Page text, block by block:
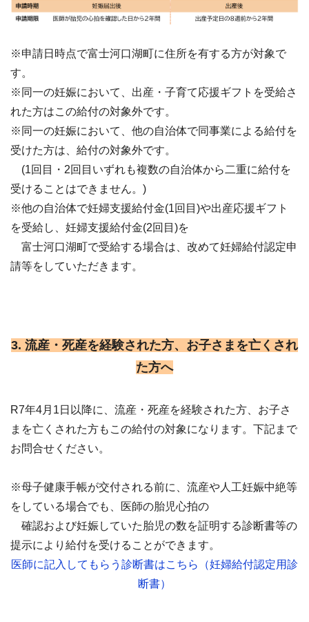
※申請日時点で富士河口湖町に住所を有する方が対象で
す。
※同一の妊娠において、出産・子育て応援ギフトを受給さ
れた方はこの給付の対象外です。
※同一の妊娠において、他の自治体で同事業による給付を
受けた方は、給付の対象外です。
(1回目・2回目いずれも複数の自治体から二重に給付を
受けることはできません。)
※他の自治体で妊婦支援給付金(1回目)や出産応援ギフト
を受給し、妊婦支援給付金(2回目)を
富士河口湖町で受給する場合は、改めて妊婦給付認定申
請等をしていただきます。
3. 流産・死産を経験された方、お子さまを亡くされ
た方へ
R7年4月1日以降に、流産・死産を経験された方、お子さ
まを亡くされた方もこの給付の対象になります。下記まで
お問合せください。
※母子健康手帳が交付される前に、流産や人工妊娠中絶等
をしている場合でも、医師の胎児心拍の
確認および妊娠していた胎児の数を証明する診断書等の
提示により給付を受けることができます。
医師に記入してもらう診断書はこちら（妊婦給付認定用診
断書）